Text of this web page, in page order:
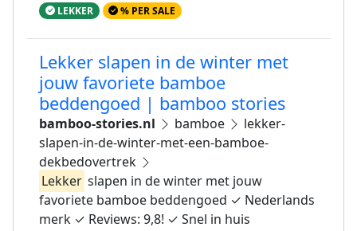
LEKKER % PER SALE
Lekker slapen in de winter met
jouw favoriete bamboe
beddengoed | bamboo stories
bamboo-stories.nl bamboe
lekker-
slapen-in-de-winter-met-een-bamboe-
dekbedovertrek
Lekker slapen in de winter met jouw
favoriete bamboe beddengoed ✓ Nederlands
merk ✓ Reviews: 9,8! ✓ Snel in huis